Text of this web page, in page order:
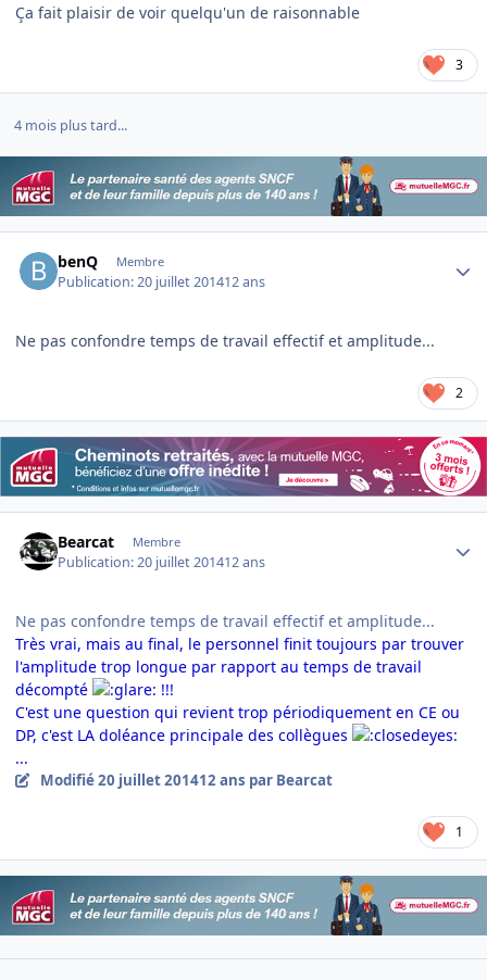
Ça fait plaisir de voir quelqu'un de raisonnable
3
4 mois plus tard...
benQ Membre
Publication:20 juillet 201412 ans
Ne pas confondre temps de travail effectif et amplitude...
2
Bearcat Membre
Publication:20 juillet 201412 ans
Ne pas confondre temps de travail effectif et amplitude...
Très vrai, mais au final, le personnel finit toujours par trouver
l'amplitude trop longue par rapport au temps de travail
décompté
!!!
C'est une question qui revient trop périodiquement en CE ou
DP, c'est LA doléance principale des collègues
...
Modifié20 juillet 201412 ans par Bearcat
1